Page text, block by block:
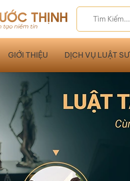
GIỚI THIỆU DỊCH VỤ LUẬT SƯ